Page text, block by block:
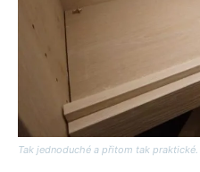
Tak jednoduché a přitom tak